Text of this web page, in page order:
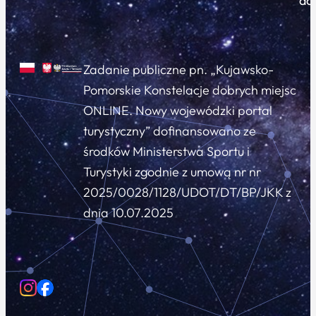
Zadanie publiczne pn. „Kujawsko-
Pomorskie Konstelacje dobrych miejsc
ONLINE. Nowy wojewódzki portal
turystyczny” dofinansowano ze
środków Ministerstwa Sportu i
Turystyki zgodnie z umową nr nr
2025/0028/1128/UDOT/DT/BP/JKK z
dnia 10.07.2025